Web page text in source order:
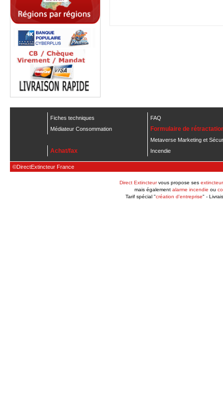
Fiches techniques
FAQ
Médiateur Consommation
Formulaire de
Achat/fax
Metaverse Marketing et
Incendie
©DirectExtincteur France
Direct Extincteurvous propose ses
mais également alarme incendie ou
Tarif spécial "création d'entreprise" -